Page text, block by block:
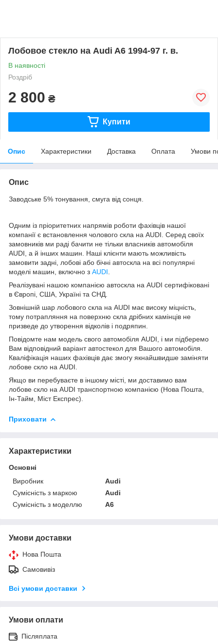
Лобовое стекло на Audi A6 1994-97 г. в.
В наявності
Роздріб
2 800 ₴
Купити
Опис Характеристики Доставка Оплата Умови
Опис
Заводське 5% тонування, смуга від сонця.
Одним із пріоритетних напрямів роботи фахівців нашої
компанії є встановлення чолового скла на AUDI. Серед своїх
замовників ми раді бачити не тільки власників автомобіля
AUDI, а й інших машин. Наші клієнти мають можливість
замовити задні, лобові або бічні автоскла на всі популярні
моделі машин, включно з AUDI
Реалізувані нашою компанією автоскла на AUDI сертифіковані
в Європі, США, Україні та СНД.
Зовнішній шар лобового скла на AUDI має високу міцність,
тому потрапляння на поверхню скла дрібних камінців не
призведе до утворення відколів і подряпин.
Повідомте нам модель свого автомобіля AUDI, і ми підберемо
Вам відповідний варіант автостекол для Вашого автомобіля.
Кваліфікація наших фахівців дає змогу якнайшвидше заміняти
лобове скло на AUDI.
Якщо ви перебуваєте в іншому місті, ми доставимо вам
лобове скло на AUDI транспортною компанією (Нова Пошта,
Ін-Тайм, Міст Експрес).
Приховати
Характеристики
Основні
Виробник
Audi
Сумісність з маркою
Audi
Сумісність з моделлю
A6
Умови доставки
Нова Пошта
Самовивіз
Всі умови доставки
Умови оплати
Післяплата